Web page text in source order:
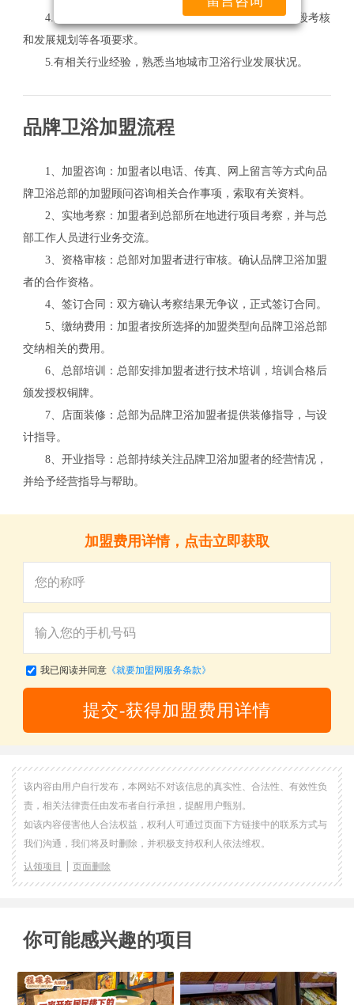
关
4.认同并接受品牌卫浴关于合同条款、城市管理、阶段考核
和发展规划等各项要求。
5.有相关行业经验，熟悉当地城市卫浴行业发展状况。
品牌卫浴加盟流程
1、加盟咨询：加盟者以电话、传真、网上留言等方式向品
牌卫浴总部的加盟顾问咨询相关合作事项，索取有关资料。
2、实地考察：加盟者到总部所在地进行项目考察，并与总
部工作人员进行业务交流。
3、资格审核：总部对加盟者进行审核。确认品牌卫浴加盟
者的合作资格。
4、签订合同：双方确认考察结果无争议，正式签订合同。
5、缴纳费用：加盟者按所选择的加盟类型向品牌卫浴总部
交纳相关的费用。
6、总部培训：总部安排加盟者进行技术培训，培训合格后
颁发授权铜牌。
7、店面装修：总部为品牌卫浴加盟者提供装修指导，与设
计指导。
8、开业指导：总部持续关注品牌卫浴加盟者的经营情况，
并给予经营指导与帮助。
加盟费用详情，点击立即获取
我已阅读并同意《就要加盟网服务条款》
提交-获得加盟费用详情
该内容由用户自行发布，本网站不对该信息的真实性、合法性、有效性负
责，相关法律责任由发布者自行承担，提醒用户甄别。
如该内容侵害他人合法权益，权利人可通过页面下方链接中的联系方式与
我们沟通，我们将及时删除，并积极支持权利人依法维权。
认领项目 页面删除
你可能感兴趣的项目